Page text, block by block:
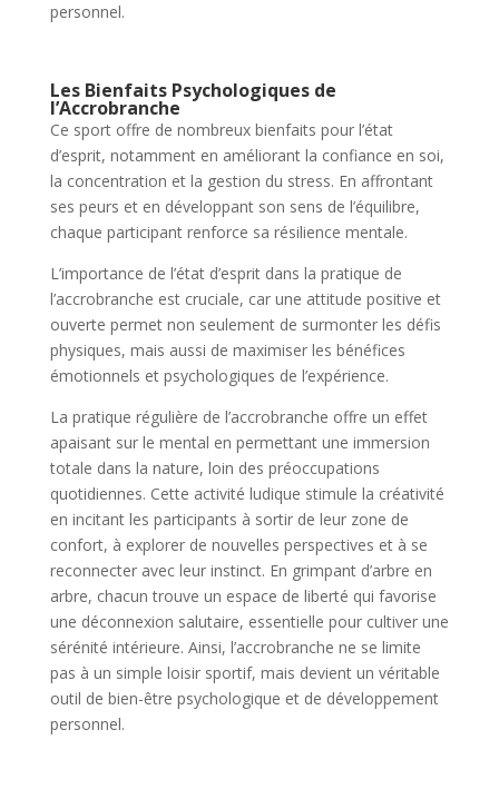
personnel.
Les Bienfaits Psychologiques de
l’Accrobranche
Ce sport offre de nombreux bienfaits pour l’état
d’esprit, notamment en améliorant la confiance en soi,
la concentration et la gestion du stress. En affrontant
ses peurs et en développant son sens de l’équilibre,
chaque participant renforce sa résilience mentale.
L’importance de l’état d’esprit dans la pratique de
l’accrobranche est cruciale, car une attitude positive et
ouverte permet non seulement de surmonter les défis
physiques, mais aussi de maximiser les bénéfices
émotionnels et psychologiques de l’expérience.
La pratique régulière de l’accrobranche offre un effet
apaisant sur le mental en permettant une immersion
totale dans la nature, loin des préoccupations
quotidiennes. Cette activité ludique stimule la créativité
en incitant les participants à sortir de leur zone de
confort, à explorer de nouvelles perspectives et à se
reconnecter avec leur instinct. En grimpant d’arbre en
arbre, chacun trouve un espace de liberté qui favorise
une déconnexion salutaire, essentielle pour cultiver une
sérénité intérieure. Ainsi, l’accrobranche ne se limite
pas à un simple loisir sportif, mais devient un véritable
outil de bien-être psychologique et de développement
personnel.